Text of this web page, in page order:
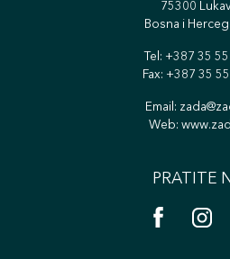
75300
Bosna i
Tel: +387 35
Fax: +387 35
Email:
Web:
PRATITE